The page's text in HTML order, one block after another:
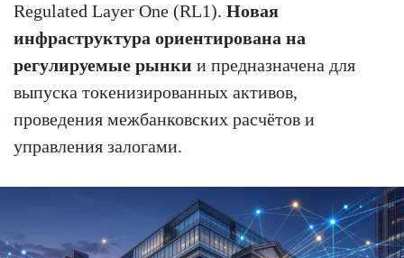
Regulated Layer One (RL1). Новая
инфраструктура ориентирована на
регулируемые рынки и предназначена для
выпуска токенизированных активов,
проведения межбанковских расчётов и
управления залогами.